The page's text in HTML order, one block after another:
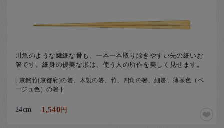
川魚のような繊細な骨も、一本一本取り除きやすい先の細いお
箸です。細身の優美な形は、使う人の所作を美しく見せます。
[ 京銘竹(京都府)の箸、木製の箸、竹、四角の箸、細箸、薄茶色（ベ
ージュ色）の箸 ]
24cm 1,540円